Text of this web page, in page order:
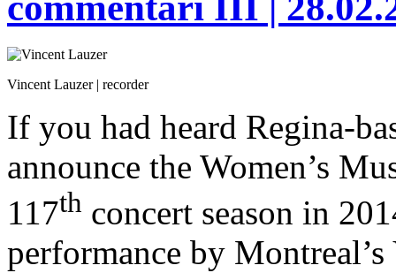
Vincent Lauzer | recorder
If you had heard Regina-
announce the Women’s
117th concert season in
performance by